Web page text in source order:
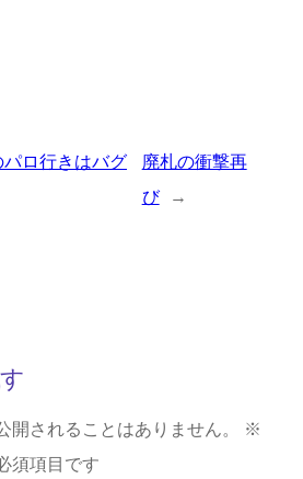
パロ行きはバグ
廃札の衝撃再
び
→
開されることはありません。
※
須項目です